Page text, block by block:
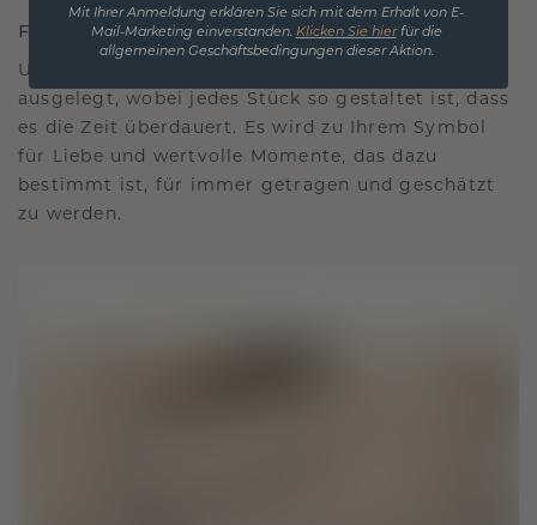
FÜR VERBINDUNGEN GESCHAFFEN
Unsere Designphilosophie ist auf Verbindung
ausgelegt, wobei jedes Stück so gestaltet ist, dass
es die Zeit überdauert. Es wird zu Ihrem Symbol
für Liebe und wertvolle Momente, das dazu
bestimmt ist, für immer getragen und geschätzt
zu werden.
Mit Ihrer Anmeldung erklären Sie sich mit dem Erhalt von E-
Mail-Marketing einverstanden. Klicken Sie hierfür die
allgemeinen Geschäftsbedingungen dieser Aktion.